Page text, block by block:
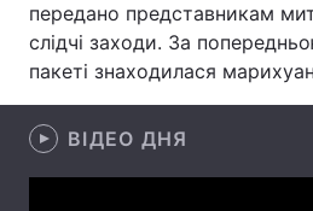
Україна
Спорт
передано представникам
слідчі заходи. За
пакеті знаходилася
ВІДЕО ДНЯ